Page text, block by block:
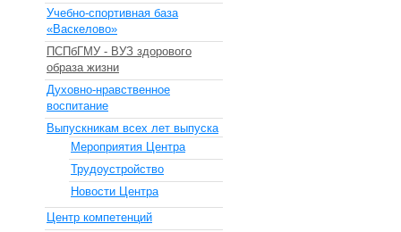
Учебно-спортивная база
«Васкелово»
ПСПбГМУ - ВУЗ здорового
образа жизни
Духовно-нравственное
воспитание
Выпускникам всех лет выпуска
Мероприятия Центра
Трудоустройство
Новости Центра
Центр компетенций